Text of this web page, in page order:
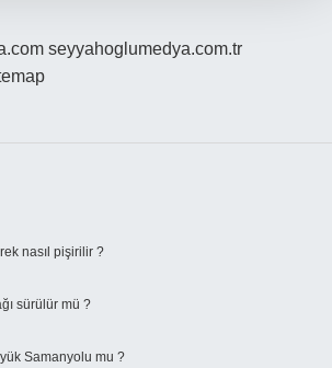
seyyahoglumedya.com.tr
nasıl pişirilir ?
sürülür mü ?
Samanyolu mu ?